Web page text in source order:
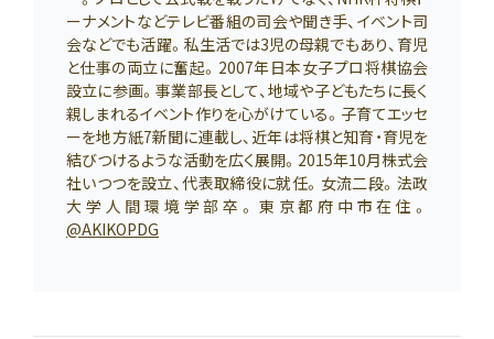
ーナメントなどテレビ番組の司会や聞き手、イベント司
会などでも活躍。私生活では3児の母親でもあり、育児
と仕事の両立に奮起。2007年日本女子プロ将棋協会
設立に参画。事業部長として、地域や子どもたちに長く
親しまれるイベント作りを心がけている。子育てエッセ
ーを地方紙7新聞に連載し、近年は将棋と知育・育児を
結びつけるような活動を広く展開。2015年10月株式会
社いつつを設立、代表取締役に就任。女流二段。法政
大学人間環境学部卒。東京都府中市在住。
@AKIKOPDG